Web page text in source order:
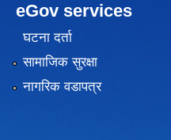
eGov services
घटना दर्ता
सामाजिक सुरक्षा
नागरिक वडापत्र